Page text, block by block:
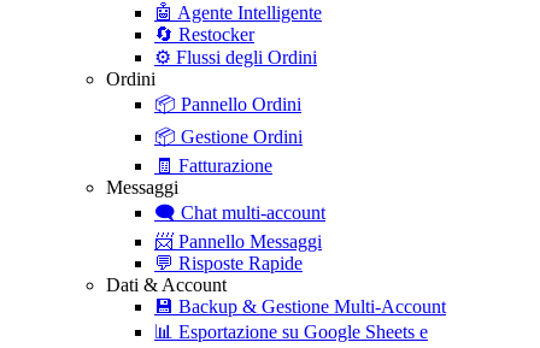
🤖 Agente Intelligente
🔄 Restocker
⚙️ Flussi degli Ordini
Ordini
📦 Pannello Ordini
📦 Gestione Ordini
🧾 Fatturazione
Messaggi
🗨️ Chat multi-account
📨 Pannello Messaggi
💬 Risposte Rapide
Dati & Account
💾 Backup & Gestione Multi-Account
📊 Esportazione su Google Sheets e